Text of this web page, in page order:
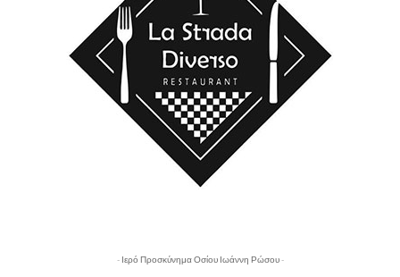
- Ιερό Προσκύνημα Οσίου Ιωάννη Ρώσου -